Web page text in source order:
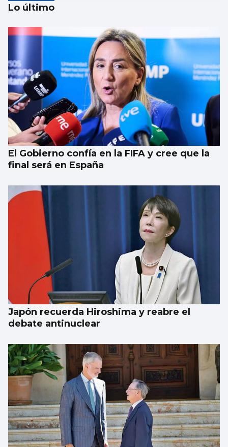
La nigranesa Kreios Space lanzará el
satélite que volará más cerca de la Tierra
Lo último
El Gobierno confía en la FIFA y cree que la
final será en España
Japón recuerda Hiroshima y reabre el
debate antinuclear